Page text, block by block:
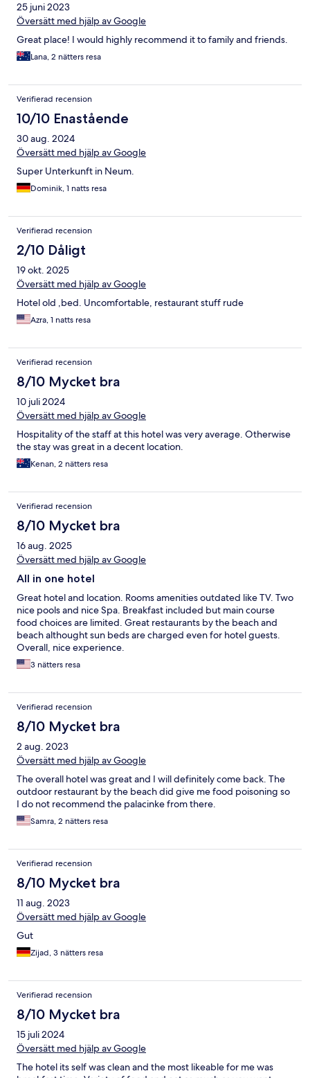
25 juni 2023
Översätt med hjälp av Google
Great place! I would highly recommend it to family and friends.
Lana, 2 nätters resa
Verifierad recension
10/10 Enastående
30 aug. 2024
Översätt med hjälp av Google
Super Unterkunft in Neum.
Dominik, 1 natts resa
Verifierad recension
2/10 Dåligt
19 okt. 2025
Översätt med hjälp av Google
Hotel old ,bed. Uncomfortable, restaurant stuff rude
Azra, 1 natts resa
Verifierad recension
8/10 Mycket bra
10 juli 2024
Översätt med hjälp av Google
Hospitality of the staff at this hotel was very average. Otherwise
the stay was great in a decent location.
Kenan, 2 nätters resa
Verifierad recension
8/10 Mycket bra
16 aug. 2025
Översätt med hjälp av Google
All in one hotel
Great hotel and location. Rooms amenities outdated like TV. Two
nice pools and nice Spa. Breakfast included but main course
food choices are limited. Great restaurants by the beach and
beach althought sun beds are charged even for hotel guests.
Overall, nice experience.
3 nätters resa
Verifierad recension
8/10 Mycket bra
2 aug. 2023
Översätt med hjälp av Google
The overall hotel was great and I will definitely come back. The
outdoor restaurant by the beach did give me food poisoning so
I do not recommend the palacinke from there.
Samra, 2 nätters resa
Verifierad recension
8/10 Mycket bra
11 aug. 2023
Översätt med hjälp av Google
Gut
Zijad, 3 nätters resa
Verifierad recension
8/10 Mycket bra
15 juli 2024
Översätt med hjälp av Google
The hotel its self was clean and the most likeable for me was